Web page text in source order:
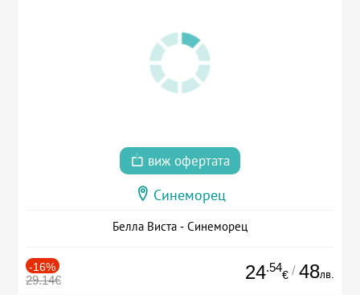
виж офертата
Синеморец
Белла Виста - Синеморец
-16%
29.14€ 24.54
€ / 48лв.